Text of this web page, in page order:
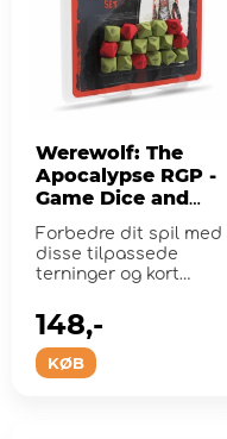
Werewolf: The
Apocalypse RGP -
Game Dice and
Form Card Set
Forbedre dit spil med
disse tilpassede
terninger og kort
stil.
KØB
148,-